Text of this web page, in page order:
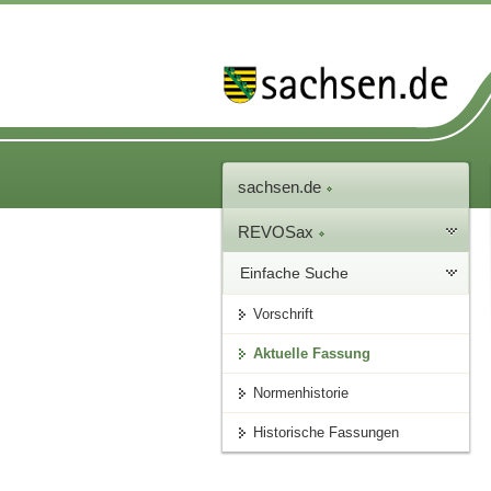
sachsen.de
REVOSax
Einfache Suche
Vorschrift
Aktuelle Fassung
Normenhistorie
Historische Fassungen